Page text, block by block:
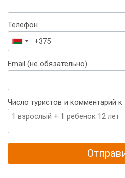
Телефон
Беларусь
+375
Email (не обязательно)
Число туристов и комментарий